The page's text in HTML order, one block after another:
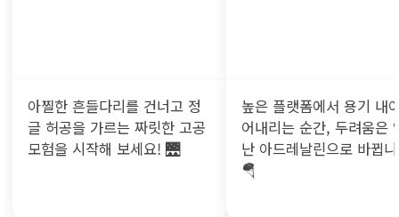
아찔한 흔들다리를 건너고 정
글 허공을 가르는 짜릿한 고공
모험을 시작해 보세요! 🌉
높은 플랫폼에서 용기 내
어내리는 순간, 두려움은
난 아드레날린으로 바뀝
🪂